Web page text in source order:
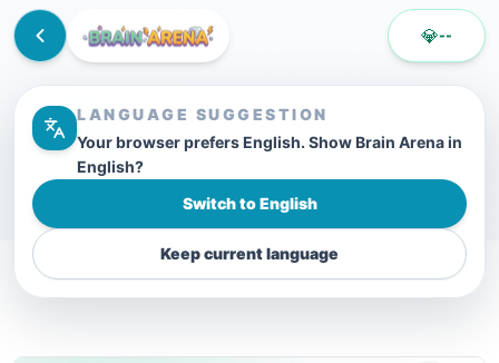
LANGUAGE SUGGESTION
Your browser prefers English. Show Brain Arena in
English?
Switch to English
Keep current language
💎--